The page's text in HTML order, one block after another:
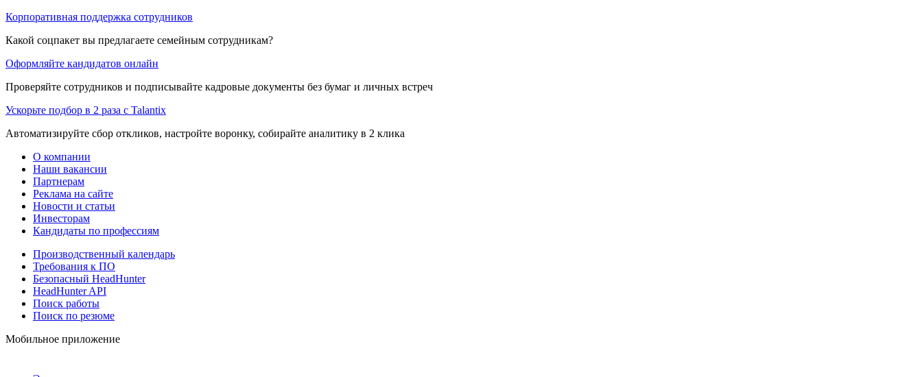
Корпоративная поддержка сотрудников
Какой соцпакет вы предлагаете семейным сотрудникам?
Оформляйте кандидатов онлайн
Проверяйте сотрудников и подписывайте кадровые документы без бумаг и личных встреч
Ускорьте подбор в 2 раза с Talantix
Автоматизируйте сбор откликов, настройте воронку, собирайте аналитику в 2 клика
О компании
Наши вакансии
Партнерам
Реклама на сайте
Новости и статьи
Инвесторам
Кандидаты по профессиям
Производственный календарь
Требования к ПО
Безопасный HeadHunter
HeadHunter API
Поиск работы
Поиск по резюме
Мобильное приложение